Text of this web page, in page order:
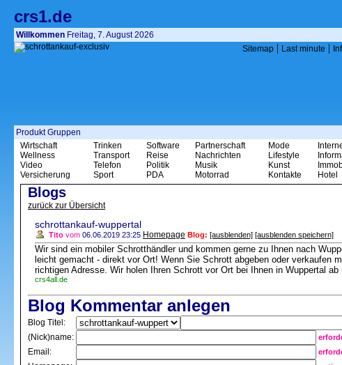
crs1.de
Willkommen Freitag, 7. August 2026
Sitemap | Last minute |
Produkt Gruppen
Wirtschaft
Wellness
Video
Versicherung
Trinken
Transport
Telefon
Sport
Software
Reise
Politik
PDA
Partnerschaft
Nachrichten
Musik
Motorrad
Mode
Lifestyle
Kunst
Kontakte
Hotel
Blogs
zurück zur Übersicht
schrottankauf-wuppertal
Tito vom 06.06.2019 23:25 Homepage Blog: [ausblenden] [ausblenden speichern]
Wir sind ein mobiler Schrotthändler und kommen gerne zu Ihnen nach
leicht gemacht - direkt vor Ort! Wenn Sie Schrott abgeben oder verkaufen
richtigen Adresse. Wir holen Ihren Schrott vor Ort bei Ihnen in Wuppertal
crs4all.de
Blog Kommentar anlegen
Blog Titel:
(Nick)name:
Email: